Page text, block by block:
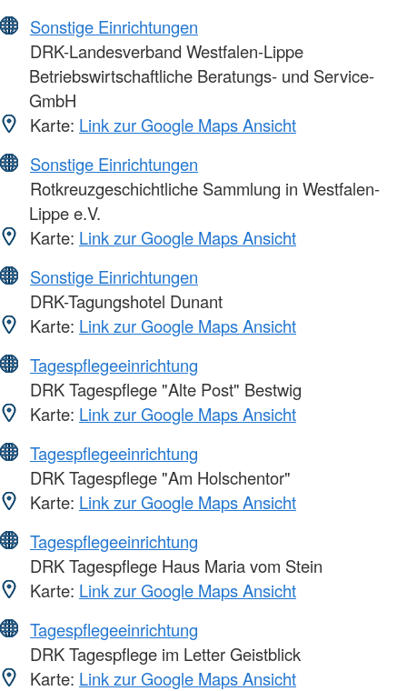
Sonstige Einrichtungen
DRK-Landesverband Westfalen-Lippe
Betriebswirtschaftliche Beratungs- und Service-
GmbH
Karte: Link zur Google Maps Ansicht
Sonstige Einrichtungen
Rotkreuzgeschichtliche Sammlung in Westfalen-
Lippe e.V.
Karte: Link zur Google Maps Ansicht
Sonstige Einrichtungen
DRK-Tagungshotel Dunant
Karte: Link zur Google Maps Ansicht
Tagespflegeeinrichtung
DRK Tagespflege "Alte Post" Bestwig
Karte: Link zur Google Maps Ansicht
Tagespflegeeinrichtung
DRK Tagespflege "Am Holschentor"
Karte: Link zur Google Maps Ansicht
Tagespflegeeinrichtung
DRK Tagespflege Haus Maria vom Stein
Karte: Link zur Google Maps Ansicht
Tagespflegeeinrichtung
DRK Tagespflege im Letter Geistblick
Karte: Link zur Google Maps Ansicht